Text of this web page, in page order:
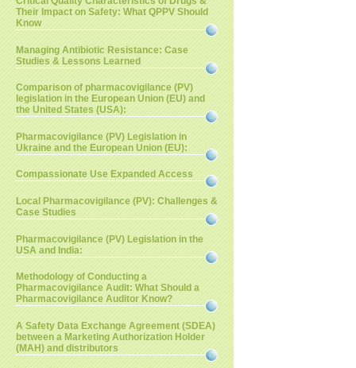
Their Impact on Safety: What QPPV Should
Know
Managing Antibiotic Resistance: Case
Studies & Lessons Learned
Comparison of pharmacovigilance (PV)
legislation in the European Union (EU) and
the United States (USA):
Pharmacovigilance (PV) Legislation in
Ukraine and the European Union (EU):
Compassionate Use Expanded Access
Local Pharmacovigilance (PV): Challenges &
Case Studies
Pharmacovigilance (PV) Legislation in the
USA and India:
Methodology of Conducting a
Pharmacovigilance Audit: What Should a
Pharmacovigilance Auditor Know?
A Safety Data Exchange Agreement (SDEA)
between a Marketing Authorization Holder
(MAH) and distributors